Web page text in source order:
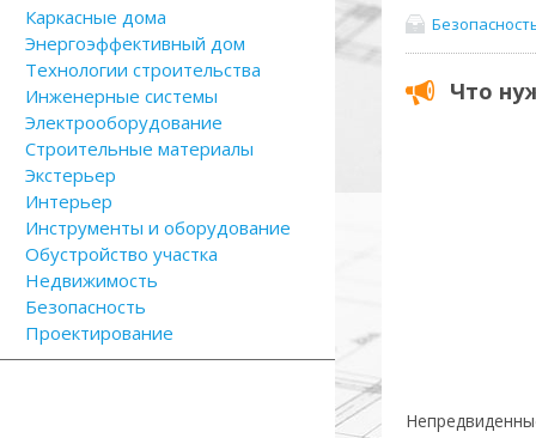
Что
Каркасные дома
Энергоэффективный дом
Технологии строительства
Инженерные системы
Электрооборудование
Строительные материалы
Экстерьер
Интерьер
Инструменты и оборудование
Обустройство участка
Недвижимость
Безопасность
Проектирование